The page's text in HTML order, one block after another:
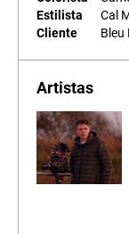
Estilista
Cal
Cliente
Bleu
Artistas